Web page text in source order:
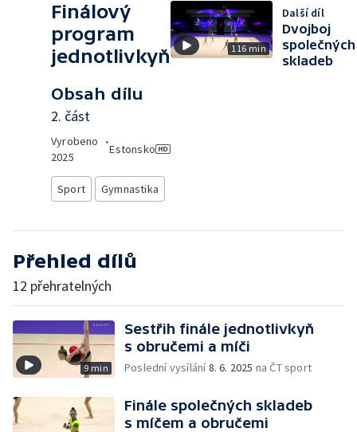
Finálový
program
jednotlivkyň
Obsah dílu
2. část
Vyrobeno
2025
•
Estonsko
Sport Gymnastika
116 min
Další díl
Dvojboj
společných
skladeb
Přehled dílů
12 přehratelných
9 min
Sestřih finále jednotlivkyň
s obručemi a míči
Poslední vysílání8. 6. 2025 na ČT sport
Finále společných skladeb
s míčem a obručemi